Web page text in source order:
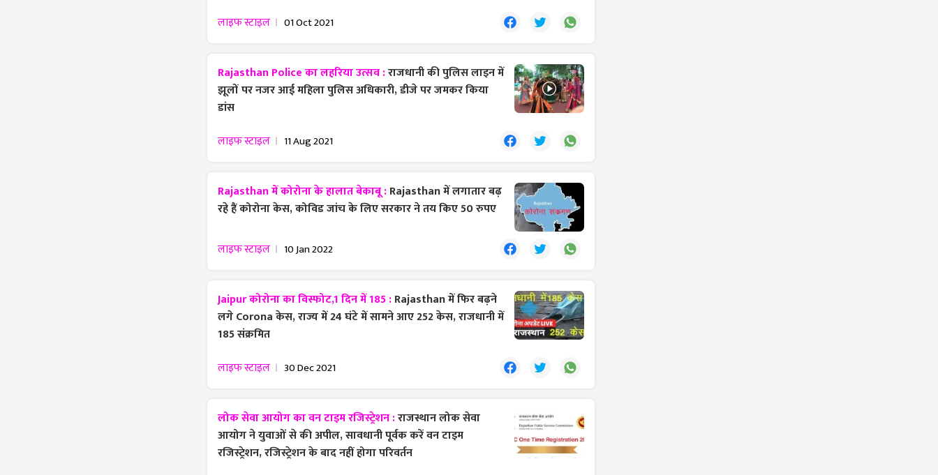
लाइफ स्टाइल 01 Oct 2021
Rajasthan Police का लहरिया उत्सव :राजधानी की पुलिस लाइन में
झूलों पर नजर आई महिला पुलिस अधिकारी, डीजे पर जमकर किया
डांस
लाइफ स्टाइल 11 Aug 2021
Rajasthan में कोरोना के हालात बेकाबू :Rajasthan में लगातार बढ़
रहे हैं कोरोना केस, कोविड जांच के लिए सरकार ने तय किए 50 रुपए
लाइफ स्टाइल 10 Jan 2022
Jaipur कोरोना का विस्फोट,1 दिन में 185 :Rajasthan में फिर बढ़ने
लगे Corona केस, राज्य में 24 घंटे में सामने आए 252 केस, राजधानी में
185 संक्रमित
लाइफ स्टाइल 30 Dec 2021
लोक सेवा आयोग का वन टाइम रजिस्ट्रेशन :राजस्थान लोक सेवा
आयोग ने युवाओं से की अपील, सावधानी पूर्वक करें वन टाइम
रजिस्ट्रेशन, रजिस्ट्रेशन के बाद नहीं होगा परिवर्तन